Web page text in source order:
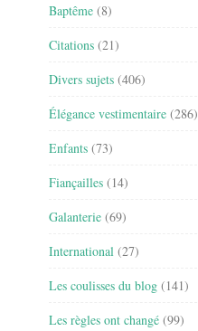
Baptême (8)
Citations (21)
Divers sujets (406)
Élégance vestimentaire (286)
Enfants (73)
Fiançailles (14)
Galanterie (69)
International (27)
Les coulisses du blog (141)
Les règles ont changé (99)